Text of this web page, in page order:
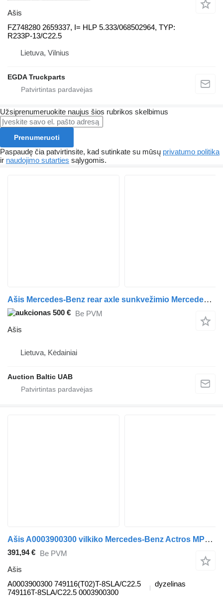
Ašis
FZ748280 2659337, I= HLP 5.333/068502964, TYP:
R233P-13/C22.5
Lietuva, Vilnius
EGDA Truckparts
Užsiprenumeruokite naujus šios rubrikos skelbimus
Prenumeruoti
Paspaudę čia patvirtinsite, kad sutinkate su mūsų privatumo politika
ir naudojimo sutarties sąlygomis.
Ašis Mercedes-Benz rear axle sunkvežimio Mercedes-Benz
500 € Be PVM
Ašis
Lietuva, Kėdainiai
Auction Baltic UAB
Ašis A0003900300 vilkiko Mercedes-Benz Actros MP5 (2019-)
391,94 € Be PVM
Ašis
A0003900300 749116(T02)T-8SLA/C22.5
749116T-8SLA/C22.5 0003900300
dyzelinas